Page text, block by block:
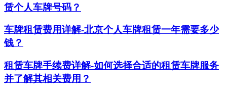
赁个人车牌号码？
车牌租赁费用详解-北京个人车牌租赁一年需要多少
钱？
租赁车牌手续费详解-如何选择合适的租赁车牌服务
并了解其相关费用？